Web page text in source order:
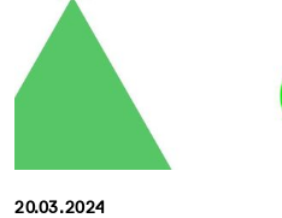
20.03.2024